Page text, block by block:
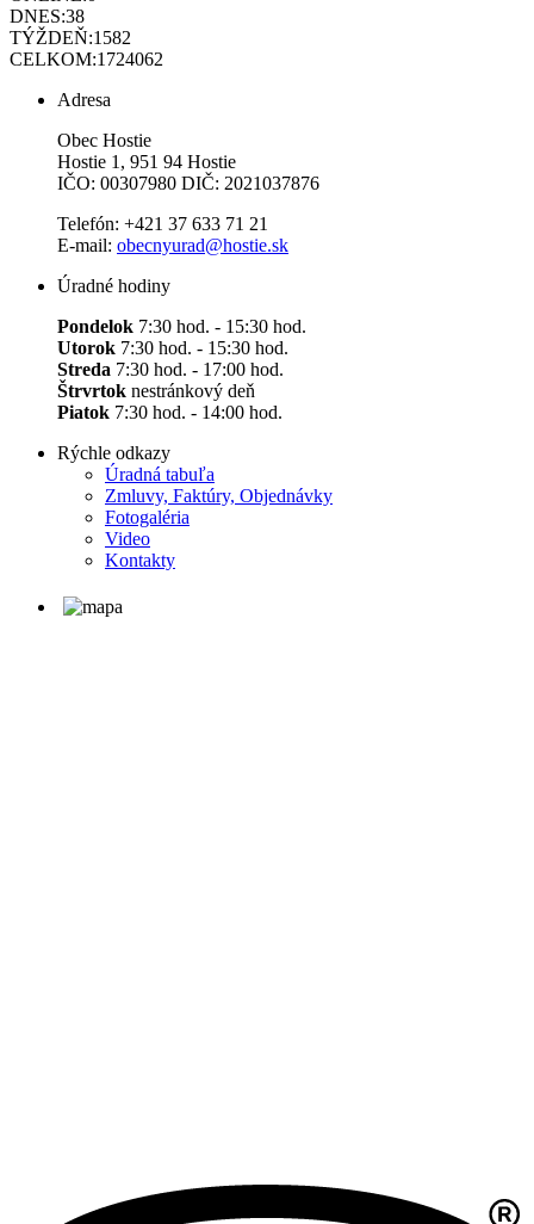
DNES:38
TÝŽDEŇ:1582
CELKOM:1724062
Adresa
Obec Hostie
Hostie 1, 951 94 Hostie
IČO: 00307980 DIČ: 2021037876
Telefón: +421 37 633 71 21
E-mail: obecnyurad@hostie.sk
Úradné hodiny
Pondelok 7:30 hod. - 15:30 hod.
Utorok 7:30 hod. - 15:30 hod.
Streda 7:30 hod. - 17:00 hod.
Štrvrtok nestránkový deň
Piatok 7:30 hod. - 14:00 hod.
Rýchle odkazy
Úradná tabuľa
Zmluvy, Faktúry, Objednávky
Fotogaléria
Video
Kontakty